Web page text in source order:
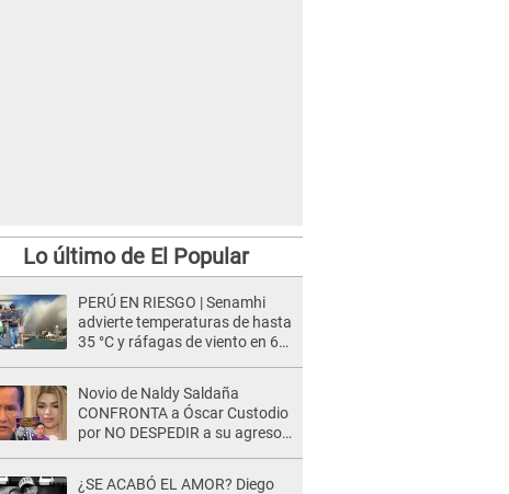
Lo último de El Popular
PERÚ EN RIESGO | Senamhi
advierte temperaturas de hasta
35 °C y ráfagas de viento en 6
Novio de Naldy Saldaña
CONFRONTA a Óscar Custodio
por NO DESPEDIR a su agresor
"Nadie me dice qué hacer"
¿SE ACABÓ EL AMOR? Diego